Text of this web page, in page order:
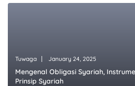
Tuwaga January 24, 2025
Mengenal Obligasi Syariah,
Prinsip Syariah